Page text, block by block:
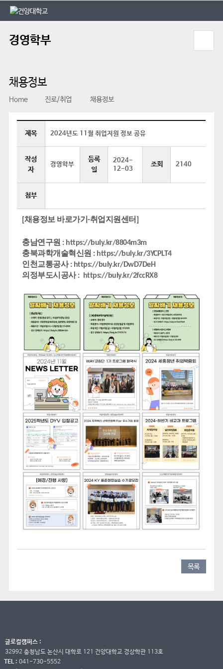
본문 바로가기
대메뉴 바로가기
경영학부
채용정보
Home 진로/취업 채용정보
제목 2024년도 11월 취업지원 정보 공유
작성
자
경영학부
등록
일
2024-
12-03
조회 2140
첨부
[채용정보 바로가기-취업지원센터]
충남연구원 : https://buly.kr/8804m3m
충북과학개술혁신원 : https://buly.kr/3YCPLT4
인천교통공사 : https://buly.kr/DwD7DeH
의정부도시공사 : https://buly.kr/2fccRX8
목록
글로컬캠퍼스 :
32992 충청남도 논산시 대학로 121 건양대학교 경상학관 113호
TEL : 041-730-5552